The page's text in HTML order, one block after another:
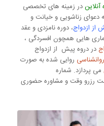
در زمینه های تخصصی
دعوای زناشویی و خیانت و
ازدواج، دوره نامزدی و عقد
هایی همچون افسردگی ،
در دروه پیش از ازدواج
روایی شده به صورت
می پردازد. شماره
رزرو وقت و مشاوره حضوری